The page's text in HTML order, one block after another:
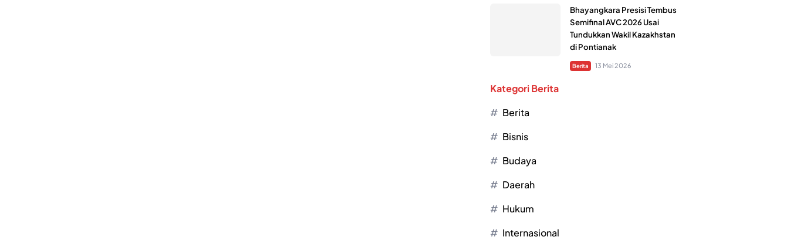
Bhayangkara Presisi Tembus
Semifinal AVC 2026 Usai
Tundukkan Wakil Kazakhstan
di Pontianak
Berita 13 Mei 2026
Kategori Berita
Berita
Bisnis
Budaya
Daerah
Hukum
Internasional